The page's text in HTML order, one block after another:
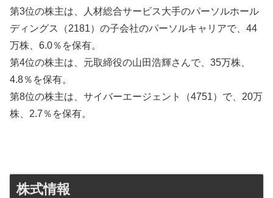
第3位の株主は、人材総合サービス大手のパーソルホール
ディングス（2181）の子会社のパーソルキャリアで、44
万株、6.0％を保有。
第4位の株主は、元取締役の山田浩輝さんで、35万株、
4.8％を保有。
第8位の株主は、サイバーエージェント（4751）で、20万
株、2.7％を保有。
株式情報